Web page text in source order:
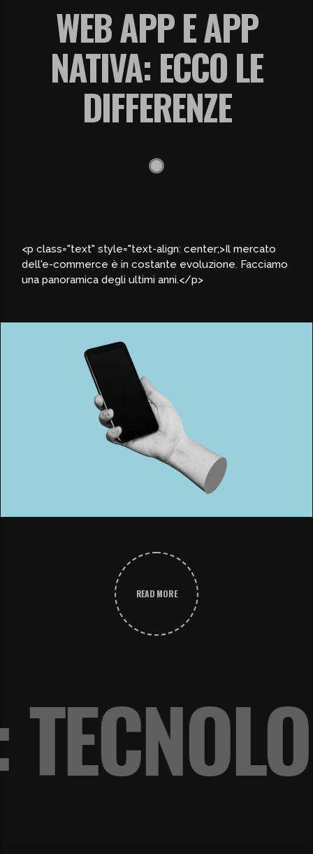
WEB APP E APP
NATIVA: ECCO LE
DIFFERENZE
<p class="text" style="text-align: center;>Il mercato
dell'e-commerce è in costante evoluzione. Facciamo
una panoramica degli ultimi anni.</p>
READ MORE